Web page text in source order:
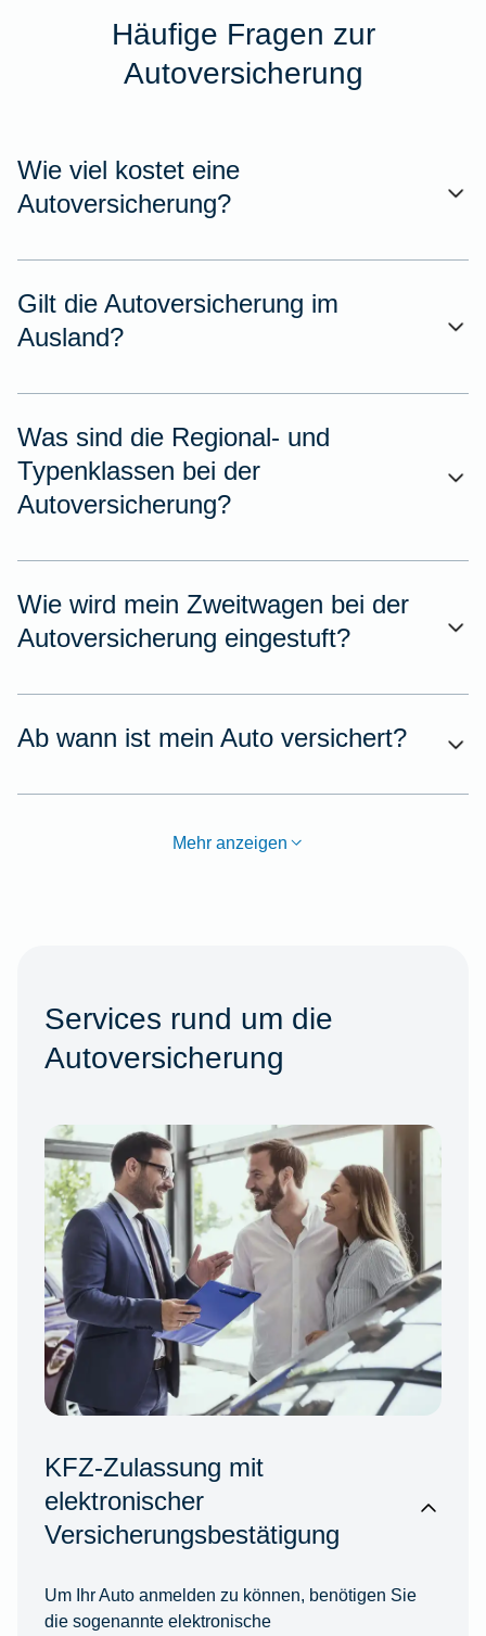
Häufige Fragen zur
Autoversicherung
Wie viel kostet eine
Autoversicherung?
Gilt die Autoversicherung im
Ausland?
Was sind die Regional- und
Typenklassen bei der
Autoversicherung?
Wie wird mein Zweitwagen bei der
Autoversicherung eingestuft?
Ab wann ist mein Auto versichert?
Mehr anzeigen
Services rund um die
Autoversicherung
KFZ-Zulassung mit
elektronischer
Versicherungsbestätigung
Um Ihr Auto anmelden zu können, benötigen Sie
die sogenannte elektronische